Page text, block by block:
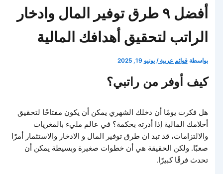
أفضل ٩ طرق توفير المال وادخار
الراتب لتحقيق أهدافك المالية
بواسطة قوائم عربية/يونيو 19, 2025
كيف أوفر من راتبي؟
هل فكرت يومًا أن دخلك الشهري يمكن أن يكون مفتاحًا لتحقيق
أحلامك المالية إذا أدرته بحكمة؟ في عالم مليء بالمغريات
والالتزامات، قد تبد ان طرق توفير المال و الادخار والاستثمار أمرًا
صعبًا. ولكن الحقيقة هي أن خطوات صغيرة وبسيطة يمكن أن
تحدث فرقًا كبيرًا.